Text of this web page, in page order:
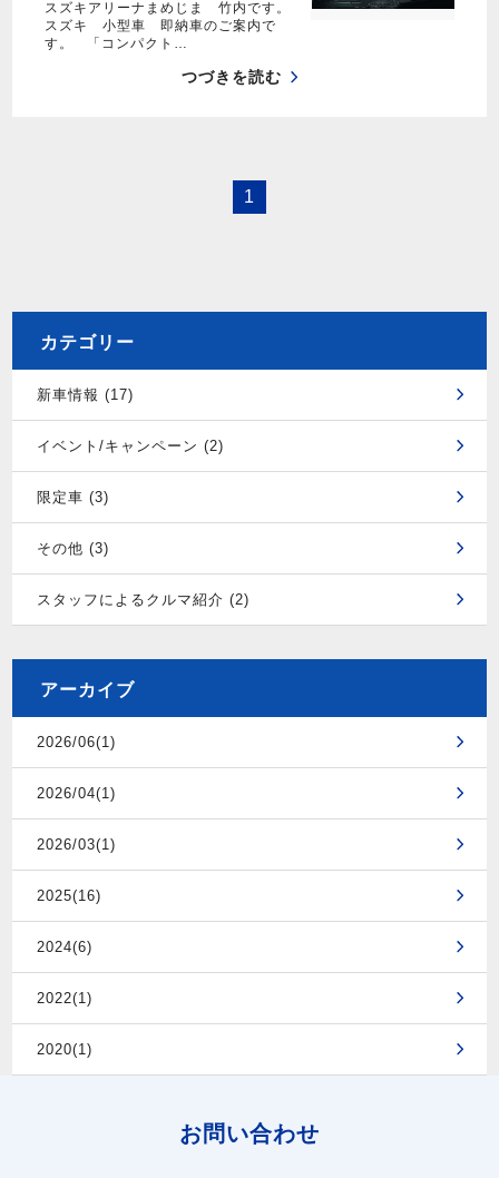
スズキアリーナまめじま 竹内です。
スズキ 小型車 即納車のご案内で
す。 「コンパクト…
つづきを読む
1
カテゴリー
新車情報 (17)
イベント/キャンペーン (2)
限定車 (3)
その他 (3)
スタッフによるクルマ紹介 (2)
アーカイブ
2026/06(1)
2026/04(1)
2026/03(1)
2025(16)
2024(6)
2022(1)
2020(1)
お問い合わせ